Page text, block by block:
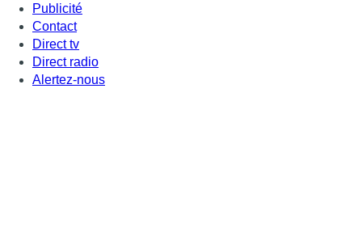
Publicité
Contact
Direct tv
Direct radio
Alertez-nous